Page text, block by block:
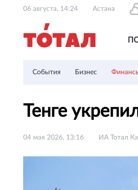
06 августа, 14:24 Астана
События Бизнес
Тенге
04 мая 2026, 13:16 ИА Тотал